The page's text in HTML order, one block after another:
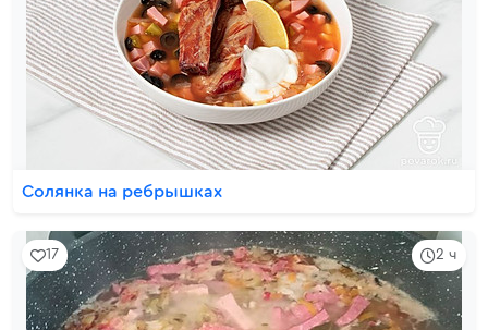
Солянка на ребрышках
2 ч
17